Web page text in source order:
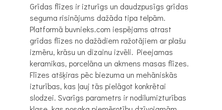
Grīdas flīzes ir izturīgs un daudzpusīgs grīdas
seguma risinājums dažāda tipa telpām.
Platformā buvnieks.com iespējams atrast
grīdas flīzes no dažādiem ražotājiem ar plašu
izmēru, krāsu un dizainu izvēli. Pieejamas
keramikas, porcelāna un akmens masas flīzes.
Flīzes atšķiras pēc biezuma un mehāniskās
izturības, kas ļauj tās pielāgot konkrētai
slodzei. Svarīgs parametrs ir nodilumizturības